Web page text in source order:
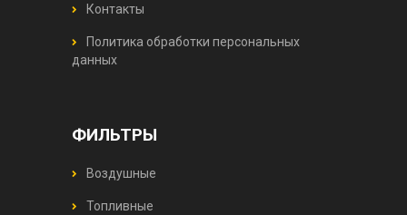
Контакты
Политика обработки персональных
данных
ФИЛЬТРЫ
Воздушные
Топливные